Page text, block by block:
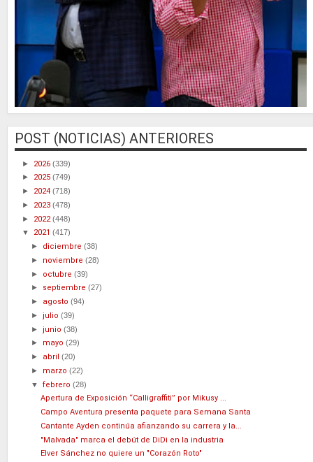
POST (NOTICIAS) ANTERIORES
► 2026 (339)
► 2025 (749)
► 2024 (718)
► 2023 (478)
► 2022 (448)
▼ 2021 (417)
► diciembre(38)
► noviembre(28)
► octubre(39)
► septiembre(27)
► agosto(94)
►julio(39)
►junio(38)
► mayo(29)
► abril(20)
► marzo(22)
▼febrero(28)
Apertura de Exposición “Calligraffiti” por Mikusy ...
Campo Aventura presenta paquete para Semana Santa
Cantante Ayden continúa afianzando su carrera y la...
"Malvada" marca el debút de DiDi en la industria
Elver Sánchez no quiere un "Corazón Roto"